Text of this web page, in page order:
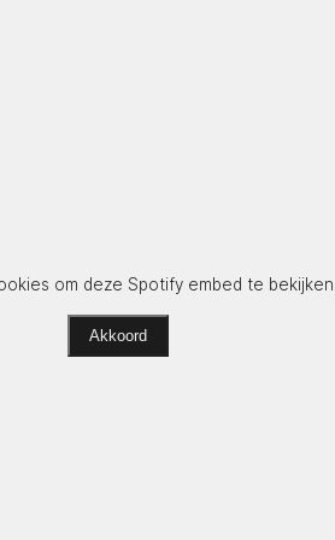
om deze Spotify embed te bekijken.
Akkoord